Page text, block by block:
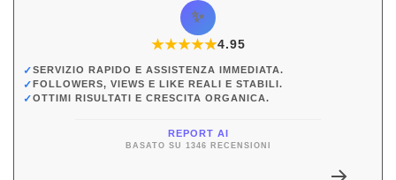
✨
★★★★★
★4.95
✓SERVIZIO RAPIDO E ASSISTENZA IMMEDIATA.
✓FOLLOWERS, VIEWS E LIKE REALI E STABILI.
✓OTTIMI RISULTATI E CRESCITA ORGANICA.
REPORT AI
BASATO SU 1346 RECENSIONI